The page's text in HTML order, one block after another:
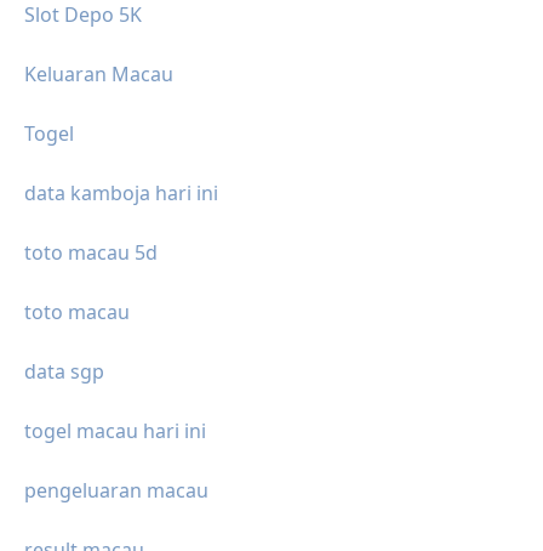
Slot Depo 5K
Keluaran Macau
Togel
data kamboja hari ini
toto macau 5d
toto macau
data sgp
togel macau hari ini
pengeluaran macau